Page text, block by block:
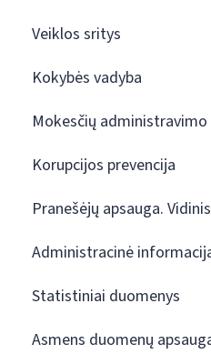
Veiklos sritys
Kokybės vadyba
Mokesčių
Korupcijos prevencija
Pranešėjų apsauga.
Administracinė
Statistiniai duomenys
Asmens duomenų